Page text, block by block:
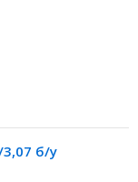
3,07 б/у